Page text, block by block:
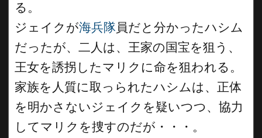
る。
ジェイクが海兵隊 員だと分かったハシム
だったが、二人は、王家の国宝を狙う、
王女を誘拐したマリクに命を狙われる。
家族を人質に取っられたハシムは、正体
を明かさないジェイクを疑いつつ、協力
してマリクを捜すのだが・・・。